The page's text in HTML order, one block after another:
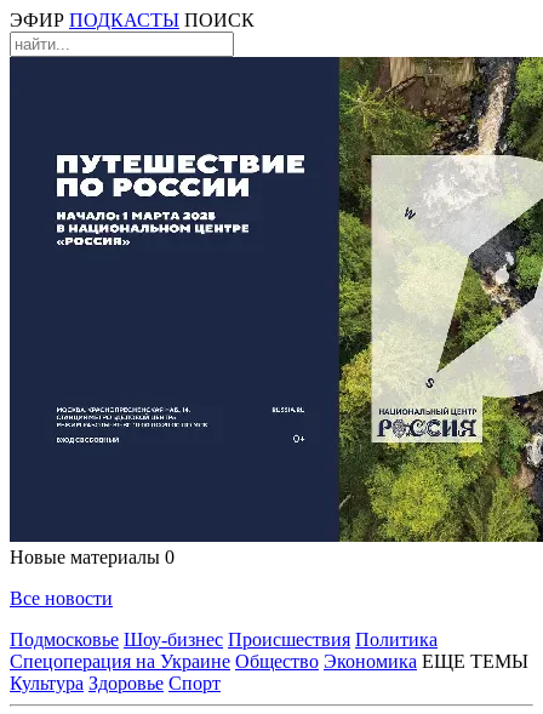
ЭФИР ПОДКАСТЫ ПОИСК
Новые материалы 0
Все новости
Подмосковье Шоу-бизнес Происшествия Политика
Спецоперация на Украине Общество Экономика ЕЩЕ ТЕМЫ
Культура Здоровье Спорт